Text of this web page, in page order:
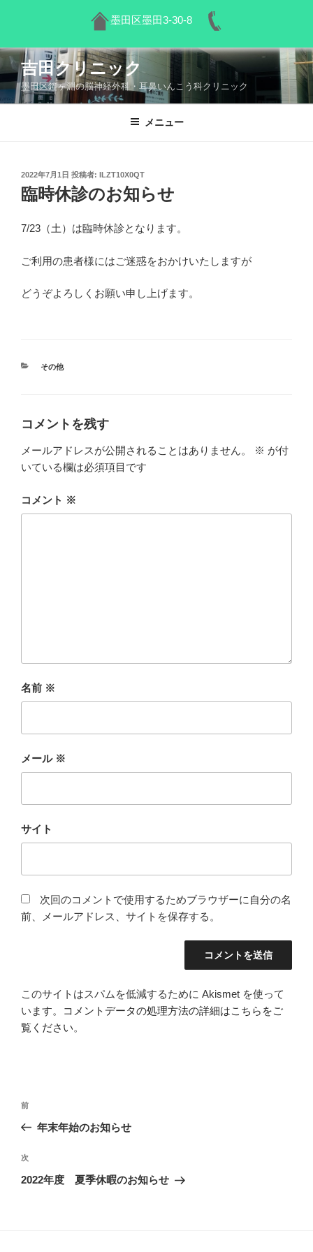
墨田区墨田3-30-8
コ
ン
テ
ン
吉田クリニック
墨田区鐘ヶ淵の脳神経外科・耳鼻いんこう科クリニック
メニュー
投
稿
日:
2022年7月1日 投稿者: ILZT10X0QT
臨時休診のお知らせ
7/23（土）は臨時休診となります。
ご利用の患者様にはご迷惑をおかけいたしますが
どうぞよろしくお願い申し上げます。
カ
その他
コメントを残す
メールアドレスが公開されることはありません。 ※ が付
いている欄は必須項目です
コメント ※
名前 ※
メール ※
サイト
次回のコメントで使用するためブラウザーに自分の名
前、メールアドレス、サイトを保存する。
このサイトはスパムを低減するために Akismet を使って
います。
コメントデータの処理方法の詳細はこちらをご
覧ください。
投
ビ
ゲ
前
の
稿
前
年末年始のお知らせ
次
の
次
2022年度 夏季休暇のお知らせ